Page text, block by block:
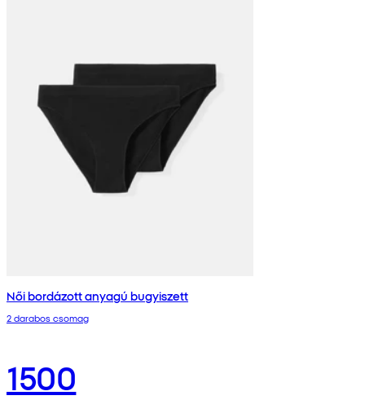
Női bordázott anyagú bugyiszett
2 darabos csomag
1500